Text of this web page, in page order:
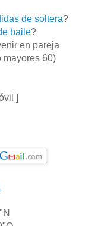
de soltera?
baile?
en pareja
mayores 60)
]